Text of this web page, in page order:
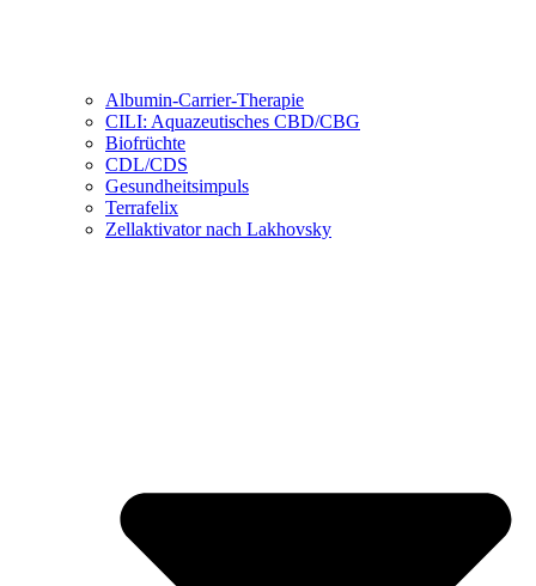
Albumin-Carrier-Therapie
CILI: Aquazeutisches CBD/CBG
Biofrüchte
CDL/CDS
Gesundheitsimpuls
Terrafelix
Zellaktivator nach Lakhovsky